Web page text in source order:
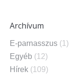
Archívum
E-parnasszus (1)
Egyéb (12)
Hírek (109)